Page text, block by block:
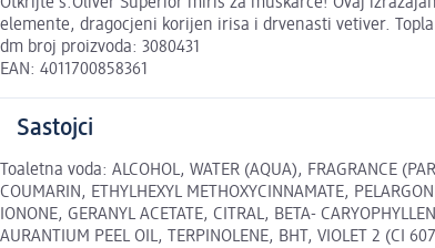
elemente, dragocjeni korijen irisa i drvenasti vetiver.
dm broj proizvoda: 3080431
EAN: 4011700858361
Sastojci
Toaletna voda: ALCOHOL, WATER (AQUA), FRAGRANCE
COUMARIN, ETHYLHEXYL METHOXYCINNAMATE,
IONONE, GERANYL ACETATE, CITRAL, BETA-
AURANTIUM PEEL OIL, TERPINOLENE, BHT, VIOLET 2 (CI